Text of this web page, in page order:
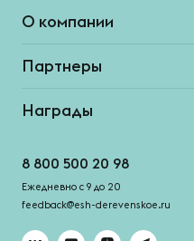
О компании
Партнеры
Награды
8 800 500 20 98
Ежедневно с 9 до 20
feedback@esh-derevenskoe.ru